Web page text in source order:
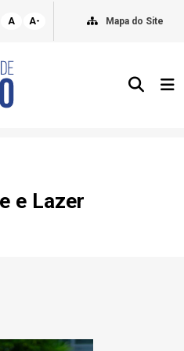
A A- Mapa do Site
e Lazer